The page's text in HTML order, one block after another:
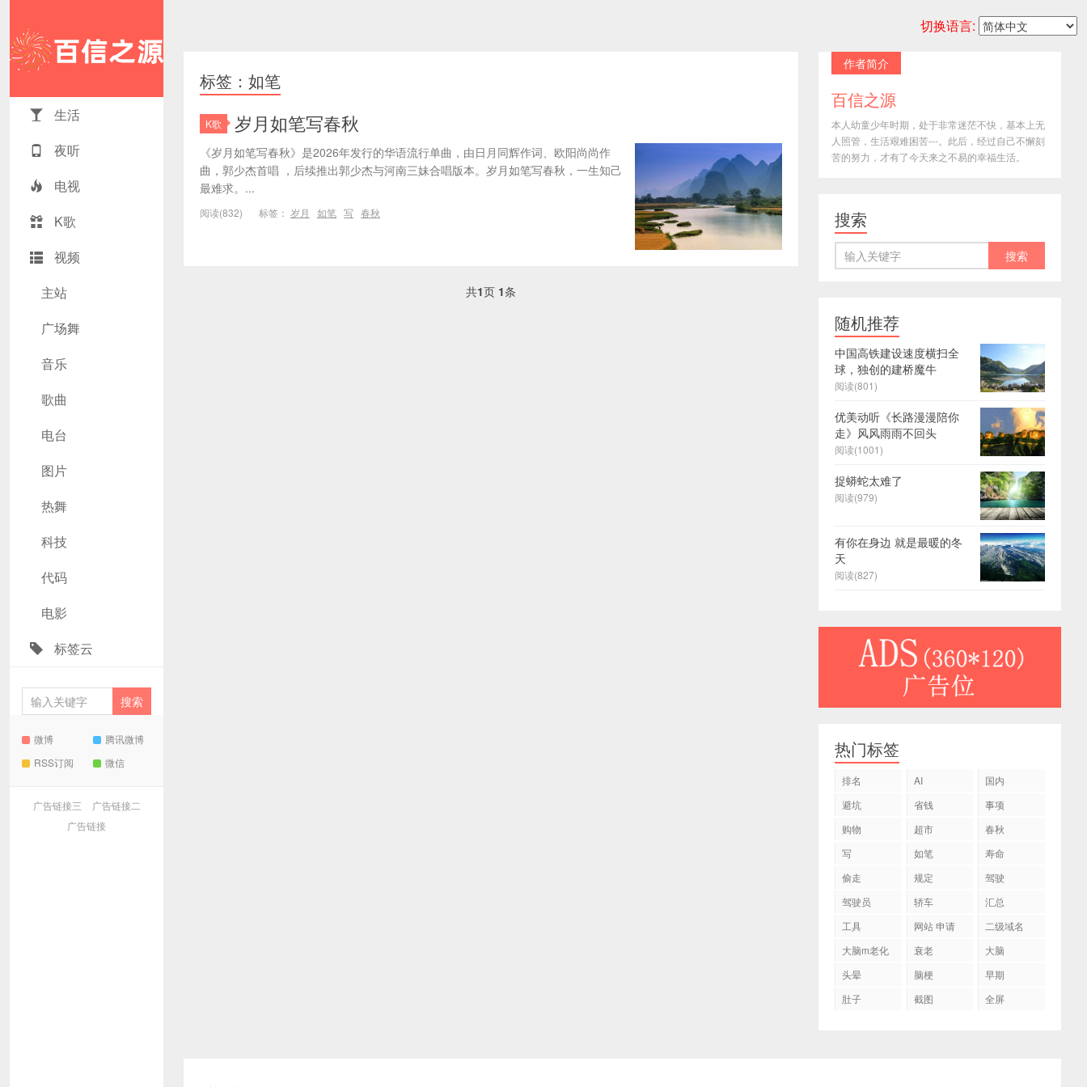
切换语言:
生活
夜听
电视
K歌
视频
主站
广场舞
音乐
歌曲
电台
图片
热舞
科技
代码
电影
标签云
微博
腾讯微博
RSS订阅
微信
广告链接三
广告链接二
广告链接
标签：如笔
K歌 岁月如笔写春秋
《岁月如笔写春秋》是2026年发行的华语流行单曲，由日月同辉作词、欧阳尚尚作
曲，郭少杰首唱 ，后续推出郭少杰与河南三妹合唱版本。岁月如笔写春秋，一生知己
最难求。...
阅读(832) 标签： 岁月 如笔 写 春秋
共1页 1条
作者简介
百信之源
本人幼童少年时期，处于非常迷茫不快，基本上无
人照管，生活艰难困苦---。此后，经过自己不懈刻
苦的努力，才有了今天来之不易的幸福生活。
搜索
随机推荐
中国高铁建设速度横扫全
球，独创的建桥魔牛
阅读(801)
优美动听《长路漫漫陪你
走》风风雨雨不回头
阅读(1001)
捉蟒蛇太难了
阅读(979)
有你在身边 就是最暖的冬
天
阅读(827)
热门标签
排名 AI
国内
避坑
省钱
事项
购物
超市
春秋
写
如笔
寿命
偷走
规定
驾驶
驾驶员
轿车
汇总
工具
网站 申请
二级域名
大脑m老化
衰老
大脑
头晕
脑梗
早期
肚子
截图 全屏